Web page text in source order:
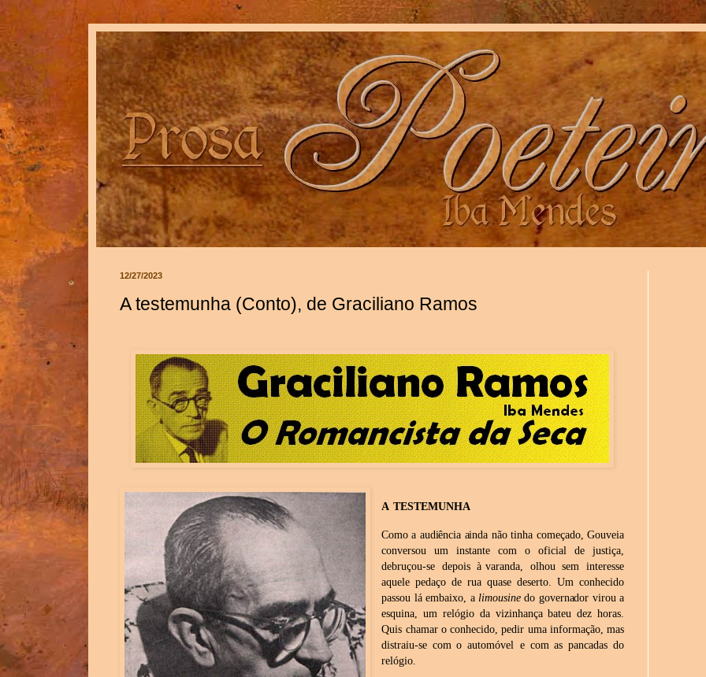
12/27/2023
A testemunha (Conto), de Graciliano Ramos
A TESTEMUNHA
Como a audiência ainda não tinha começado, Gouveia
conversou um instante com o oficial de justiça,
debruçou-se depois à varanda,
olhou sem interesse
aquele pedaço de rua quase deserto.
Um conhecido
passou lá embaixo, a limousine do governador virou a
esquina, um relógio da vizinhança bateu dez horas.
Quis chamar o conhecido, pedir uma informação, mas
distraiu-se com o automóvel e com as pancadas do
relógio.